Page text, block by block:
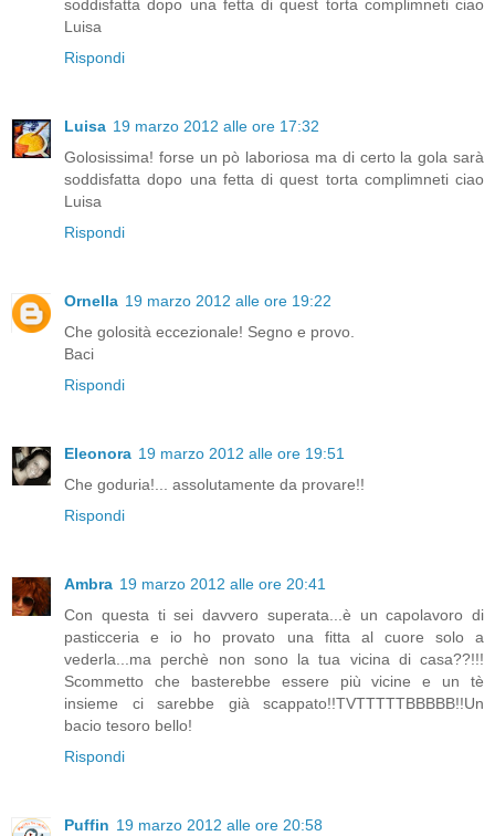
soddisfatta dopo una fetta di quest torta complimneti ciao
Luisa
Rispondi
Luisa 19 marzo 2012 alle ore 17:32
Golosissima! forse un pò laboriosa ma di certo la gola sarà
soddisfatta dopo una fetta di quest torta complimneti ciao
Luisa
Rispondi
Ornella 19 marzo 2012 alle ore 19:22
Che golosità eccezionale! Segno e provo.
Baci
Rispondi
Eleonora 19 marzo 2012 alle ore 19:51
Che goduria!... assolutamente da provare!!
Rispondi
Ambra 19 marzo 2012 alle ore 20:41
Con questa ti sei davvero superata...è un capolavoro di
pasticceria e io ho provato una fitta al cuore solo a
vederla...ma perchè non sono la tua vicina di casa??!!!
Scommetto che basterebbe essere più vicine e un tè
insieme ci sarebbe già scappato!!TVTTTTTBBBBB!!Un
bacio tesoro bello!
Rispondi
Puffin 19 marzo 2012 alle ore 20:58